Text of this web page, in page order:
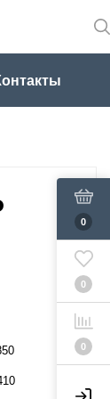
0
0
0